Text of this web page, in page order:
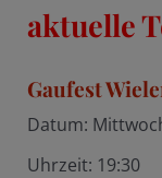
aktuelle
Gaufest
Datum:
Uhrzeit: 19:30